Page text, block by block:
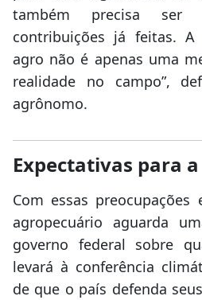
também precisa ser
contribuições já feitas. A
agro não é apenas uma
realidade no campo”,
agrônomo.
Expectativas para a
Com essas
agropecuário aguarda
governo federal sobre
levará à conferência
de que o país defenda